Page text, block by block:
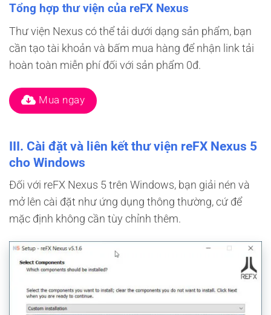
Tổng hợp thư viện của reFX Nexus
Thư viện Nexus có thể tải dưới dạng sản phẩm, bạn
cần tạo tài khoản và bấm mua hàng để nhận link tải
hoàn toàn miễn phí đối với sản phẩm 0đ.
Mua ngay
III. Cài đặt và liên kết thư viện reFX Nexus 5
cho Windows
Đối với reFX Nexus 5 trên Windows, bạn giải nén và
mở lên cài đặt như ứng dụng thông thường, cứ để
mặc định không cần tùy chỉnh thêm.